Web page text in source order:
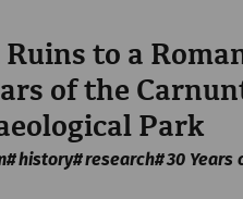
Ruins to a
of the
Park
history research 30 Years